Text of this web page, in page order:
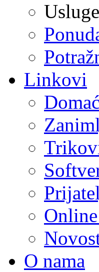
Usluge
Linkovi
O nama